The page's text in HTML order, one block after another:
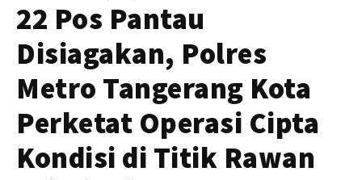
22 Pos Pantau
Disiagakan, Polres
Metro Tangerang Kota
Perketat Operasi Cipta
Kondisi di Titik Rawan